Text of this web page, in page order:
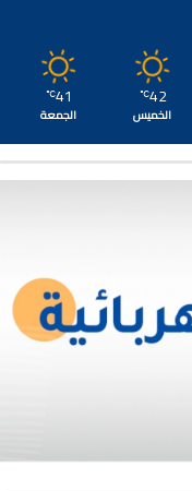
42
℃
الخميس
41
℃
الجمعة